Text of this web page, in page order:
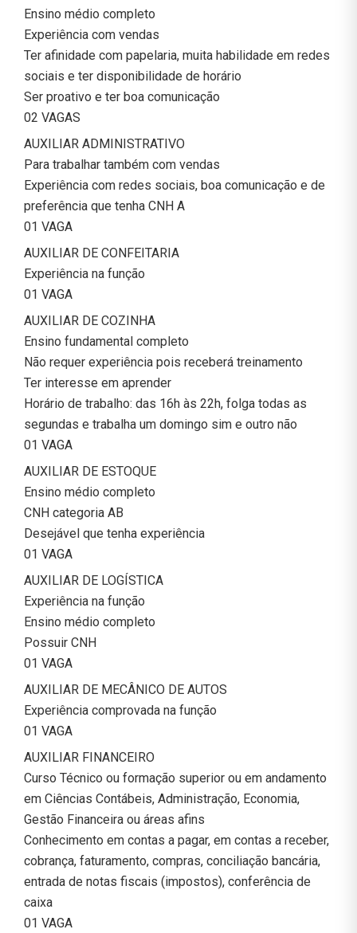
Ensino médio completo
Experiência com vendas
Ter afinidade com papelaria, muita habilidade em redes
sociais e ter disponibilidade de horário
Ser proativo e ter boa comunicação
02 VAGAS
AUXILIAR ADMINISTRATIVO
Para trabalhar também com vendas
Experiência com redes sociais, boa comunicação e de
preferência que tenha CNH A
01 VAGA
AUXILIAR DE CONFEITARIA
Experiência na função
01 VAGA
AUXILIAR DE COZINHA
Ensino fundamental completo
Não requer experiência pois receberá treinamento
Ter interesse em aprender
Horário de trabalho: das 16h às 22h, folga todas as
segundas e trabalha um domingo sim e outro não
01 VAGA
AUXILIAR DE ESTOQUE
Ensino médio completo
CNH categoria AB
Desejável que tenha experiência
01 VAGA
AUXILIAR DE LOGÍSTICA
Experiência na função
Ensino médio completo
Possuir CNH
01 VAGA
AUXILIAR DE MECÂNICO DE AUTOS
Experiência comprovada na função
01 VAGA
AUXILIAR FINANCEIRO
Curso Técnico ou formação superior ou em andamento
em Ciências Contábeis, Administração, Economia,
Gestão Financeira ou áreas afins
Conhecimento em contas a pagar, em contas a receber,
cobrança, faturamento, compras, conciliação bancária,
entrada de notas fiscais (impostos), conferência de
caixa
01 VAGA